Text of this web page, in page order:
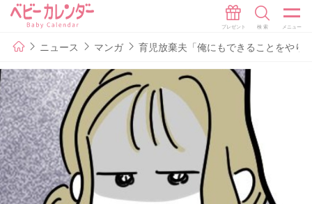
ニュース マンガ 育児放棄夫「俺にもできることをやり